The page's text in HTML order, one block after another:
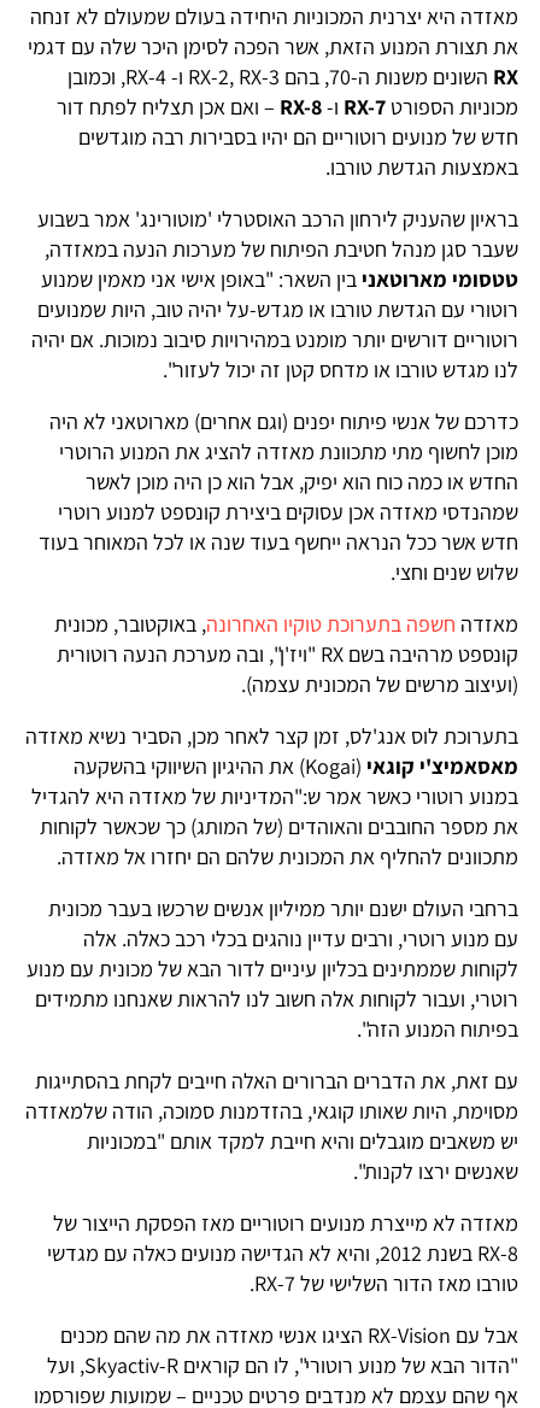
מאזדה היא יצרנית המכוניות היחידה בעולם שמעולם לא זנחה
את תצורת המנוע הזאת, אשר הפכה לסימן היכר שלה עם דגמי
RX
השונים משנות ה-70, בהם RX-2, RX-3 ו- RX-4, וכמובן
מכוניות הספורט RX-7 ו-RX-8 – ואם אכן תצליח לפתח דור
חדש של מנועים רוטוריים הם יהיו בסבירות רבה מוגדשים
באמצעות הגדשת טורבו.
בראיון שהעניק לירחון הרכב האוסטרלי 'מוטורינג' אמר בשבוע
שעבר סגן מנהל חטיבת הפיתוח של מערכות הנעה במאזדה,
טטסומי מארוטאני בין השאר: "באופן אישי אני מאמין שמנוע
רוטורי עם הגדשת טורבו או מגדש-על יהיה טוב, היות שמנועים
רוטוריים דורשים יותר מומנט במהירויות סיבוב נמוכות. אם יהיה
לנו מגדש טורבו או מדחס קטן זה יכול לעזור".
כדרכם של אנשי פיתוח יפנים (וגם אחרים) מארוטאני לא היה
מוכן לחשוף מתי מתכוונת מאזדה להציג את המנוע הרוטרי
החדש או כמה כוח הוא יפיק, אבל הוא כן היה מוכן לאשר
שמהנדסי מאזדה אכן עסוקים ביצירת קונספט למנוע רוטרי
חדש אשר ככל הנראה ייחשף בעוד שנה או לכל המאוחר בעוד
שלוש שנים וחצי.
מאזדה חשפה בתערוכת טוקיו האחרונה, באוקטובר, מכונית
קונספט מרהיבה בשם RX "ויז'ן", ובה מערכת הנעה רוטורית
(ועיצוב מרשים של המכונית עצמה).
בתערוכת לוס אנג'לס, זמן קצר לאחר מכן, הסביר נשיא מאזדה
מאסאמיצ'י קוגאי
(Kogai) את ההיגיון השיווקי בהשקעה
במנוע רוטורי כאשר אמר ש:"המדיניות של מאזדה היא להגדיל
את מספר החובבים והאוהדים (של המותג) כך שכאשר לקוחות
מתכוונים להחליף את המכונית שלהם הם יחזרו אל מאזדה.
ברחבי העולם ישנם יותר ממיליון אנשים שרכשו בעבר מכונית
עם מנוע רוטרי, ורבים עדיין נוהגים בכלי רכב כאלה. אלה
לקוחות שממתינים בכליון עיניים לדור הבא של מכונית עם מנוע
רוטרי, ועבור לקוחות אלה חשוב לנו להראות שאנחנו מתמידים
בפיתוח המנוע הזה".
עם זאת, את הדברים הברורים האלה חייבים לקחת בהסתייגות
מסוימת, היות שאותו קוגאי, בהזדמנות סמוכה, הודה שלמאזדה
יש משאבים מוגבלים והיא חייבת למקד אותם "במכוניות
שאנשים ירצו לקנות".
מאזדה לא מייצרת מנועים רוטוריים מאז הפסקת הייצור של
RX-8 בשנת 2012, והיא לא הגדישה מנועים כאלה עם מגדשי
טורבו מאז הדור השלישי של RX-7.
אבל עם RX-Vision הציגו אנשי מאזדה את מה שהם מכנים
"הדור הבא של מנוע רוטורי", לו הם קוראים Skyactiv-R, ועל
אף שהם עצמם לא מנדבים פרטים טכניים – שמועות שפורסמו